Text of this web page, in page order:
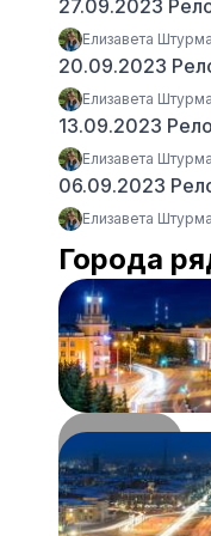
27.09.2023
Елизавета Штурма
20.09.2023
Елизавета Штурма
13.09.2023
Елизавета Штурма
06.09.2023
Елизавета Штурма
Города
76 км